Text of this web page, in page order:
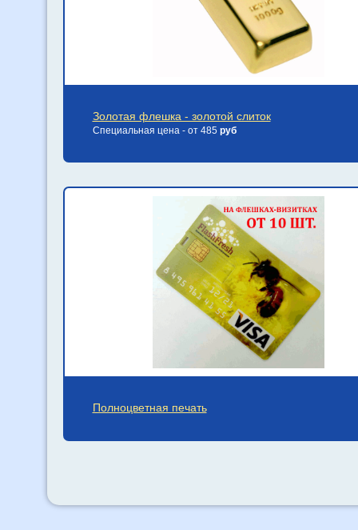
Золотая флешка - золотой слиток
Специальная цена - от 485 руб
Полноцветная печать